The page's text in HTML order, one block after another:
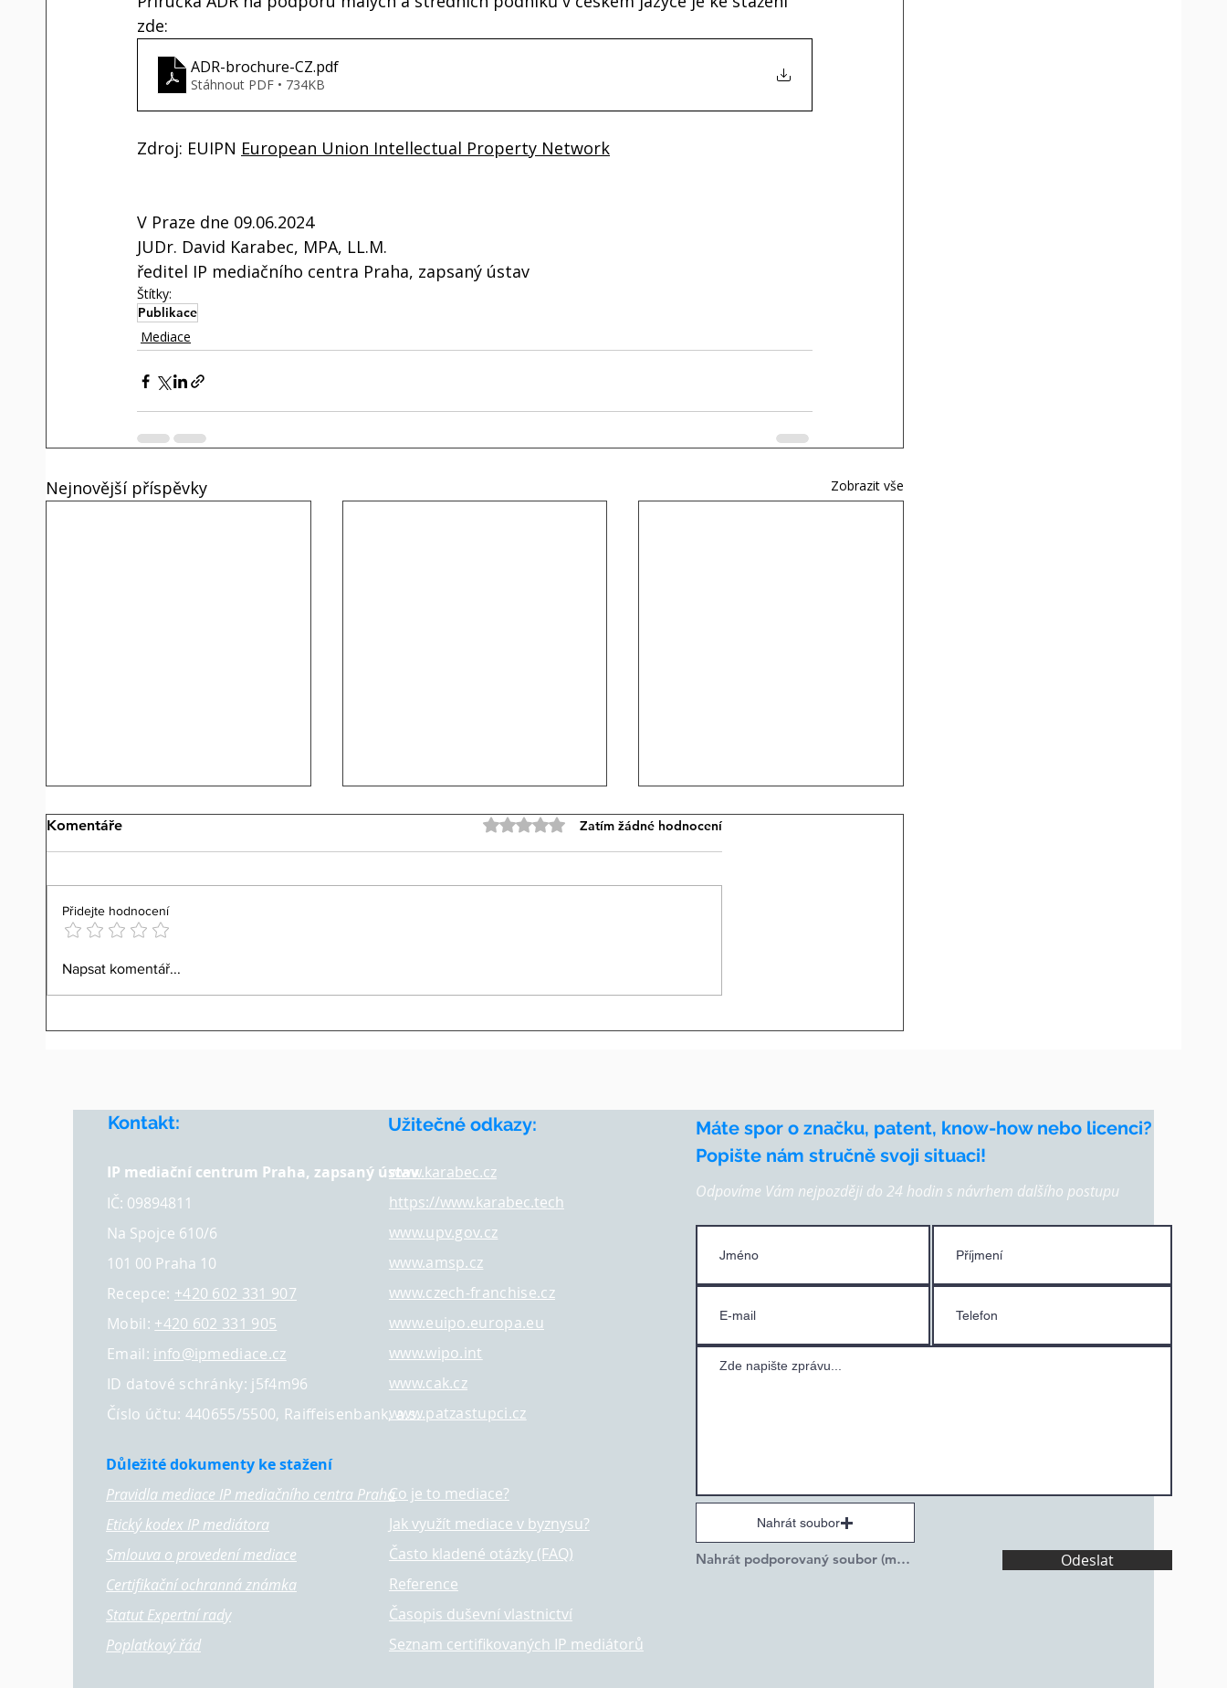
zde:
ADR-brochure-CZ.pdf
Stáhnout PDF • 734KB
Zdroj: EUIPN European Union Intellectual Property Network
V Praze dne 09.06.2024
JUDr. David Karabec, MPA, LL.M.
ředitel IP mediačního centra Praha, zapsaný ústav
Štítky:
Publikace
Mediace
Nejnovější příspěvky Zobrazit vše
Evaluativní mediace v IP
posunula o úroveň výš
Komentáře Hodnoceno 0 z 5 hvězdiček.
Zatím žádné hodnocení
Přidejte hodnocení
Napsat komentář...
Kontakt:
IP mediační centrum Praha, zapsaný ústav
IČ: 09894811
Na Spojce 610/6
101 00 Praha 10
Recepce: +420 602 331 907
Mobil: +420 602 331 905
Email: info@ipmediace.cz
ID datové schránky: j5f4m96
Číslo účtu: 440655/5500, Raiffeisenbank, a.s.
Důležité dokumenty ke stažení
Pravidla mediace IP mediačního centra Praha
Etický kodex IP mediátora
Smlouva o provedení mediace
Certifikační ochranná známka
Statut Expertní rady
Poplatkový řád
​Užitečné odkazy:
www.karabec.cz
https://www.karabec.tech
www.upv.gov.cz
www.amsp.cz
www.czech-franchise.cz
www.euipo.europa.eu
www.wipo.int
www.cak.cz
www.patzastupci.cz
Co je to mediace?
Jak využít mediace v byznysu?
Často kladené otázky (FAQ)
Reference
Časopis duševní vlastnictví
Seznam certifikovaných IP mediátorů
Máte spor o značku, patent, know-how nebo licenci?
Popište nám stručně svoji situaci!
Odpovíme Vám nejpozději do 24 hodin s návrhem dalšího postupu
Nahrát soubor
Nahrát podporovaný soubor (max. 15 MB) Odeslat